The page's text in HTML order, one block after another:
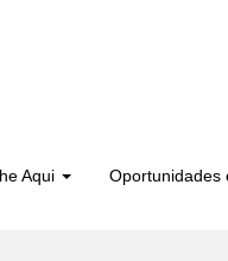
Aqui Oportunidades